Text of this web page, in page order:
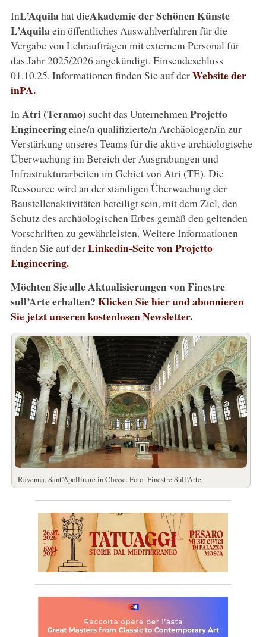
InL’Aquilahat dieAkademie der Schönen Künste
L’Aquilaein öffentliches Auswahlverfahren für die
Vergabe von Lehraufträgen mit externem Personal für
das Jahr 2025/2026 angekündigt. Einsendeschluss
01.10.25. Informationen finden Sie auf derWebsite der
inPA.
In Atri (Teramo) sucht das Unternehmen Projetto
Engineeringeine/n qualifizierte/n Archäologen/in zur
Verstärkung unseres Teams für die aktive archäologische
Überwachung im Bereich der Ausgrabungen und
Infrastrukturarbeiten im Gebiet von Atri (TE). Die
Ressource wird an der ständigen Überwachung der
Baustellenaktivitäten beteiligt sein, mit dem Ziel, den
Schutz des archäologischen Erbes gemäß den geltenden
Vorschriften zu gewährleisten. Weitere Informationen
finden Sie auf derLinkedin-Seite von Projetto
Engineering.
Möchten Sie alle Aktualisierungen von Finestre
sull’Arte erhalten?Klicken Sie hier und abonnieren
Sie jetzt unseren kostenlosen Newsletter.
Ravenna, Sant’Apollinare in Classe. Foto: Finestre Sull’Arte